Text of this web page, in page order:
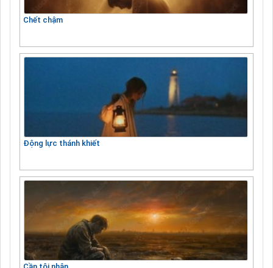
Chết chậm
Động lực thánh khiết
Cần tội nhân